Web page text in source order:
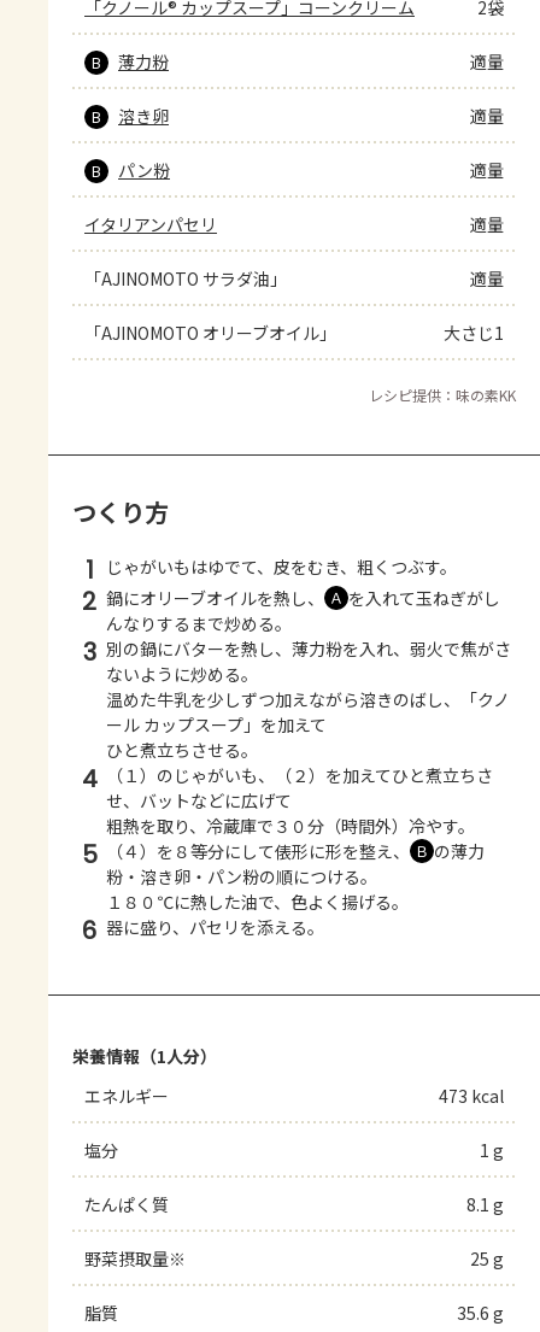
「クノール® カップスープ」コーンクリーム 2袋
B 薄力粉 適量
B 溶き卵 適量
B パン粉 適量
イタリアンパセリ 適量
「AJINOMOTO サラダ油」 適量
「AJINOMOTO オリーブオイル」 大さじ1
レシピ提供：味の素KK
つくり方
1 じゃがいもはゆでて、皮をむき、粗くつぶす。
2 鍋にオリーブオイルを熱し、 Ａ を入れて玉ねぎがし
んなりするまで炒める。
3 別の鍋にバターを熱し、薄力粉を入れ、弱火で焦がさ
ないように炒める。
温めた牛乳を少しずつ加えながら溶きのばし、「クノ
ール カップスープ」を加えて
ひと煮立ちさせる。
4
（１）のじゃがいも、（２）を加えてひと煮立ちさ
せ、バットなどに広げて
粗熱を取り、冷蔵庫で３０分（時間外）冷やす。
5 （４）を８等分にして俵形に形を整え、 Ｂ の薄力
粉・溶き卵・パン粉の順につける。
１８０℃に熱した油で、色よく揚げる。
6 器に盛り、パセリを添える。
栄養情報（1人分）
エネルギー
473 kcal
塩分 1 g
たんぱく質 8.1 g
野菜摂取量※ 25 g
脂質 35.6 g